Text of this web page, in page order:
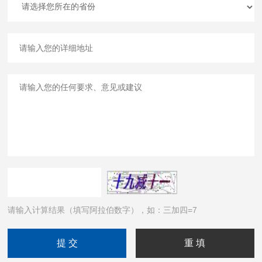
请输入计算结果（填写阿拉伯数字），如：三加四=7